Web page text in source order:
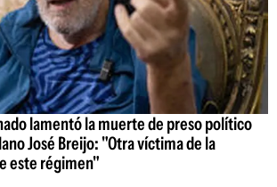
lamentó la muerte de preso político
José Breijo: "Otra víctima de la
este régimen"